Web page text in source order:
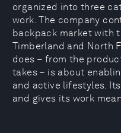
organized into three
work. The company
backpack market with
Timberland and North
does – from the
takes – is about
and active lifestyles.
and gives its work